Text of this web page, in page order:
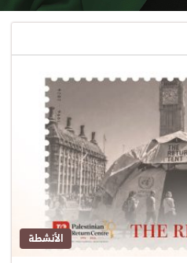
الأنشطة